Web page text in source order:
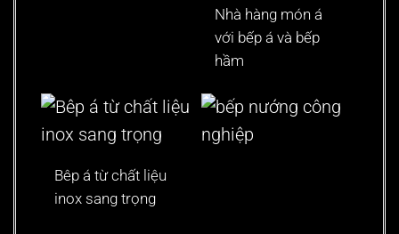
Nhà hàng món á
với bếp á và bếp
hầm
Bêp á từ chất liệu
inox sang trọng